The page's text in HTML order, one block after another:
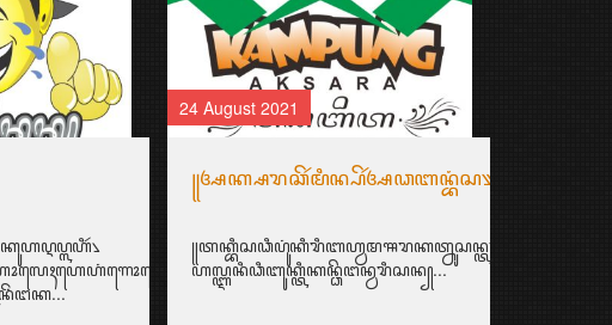
24 August 2021
꧋ꦄꦏ꧀ꦱꦫꦕꦼꦂꦩꦶꦤ꧀ꦥꦼꦂꦄꦣꦧꦤ꧀ꦧꦁꦱ꧉
ꦲꦭ꧀ꦆꦤꦶꦣꦶꦧꦸꦏ꧀ꦠꦶꦏꦤ꧀ꦣꦼꦔꦤ꧀ꦮꦫꦶꦱꦤ꧀...